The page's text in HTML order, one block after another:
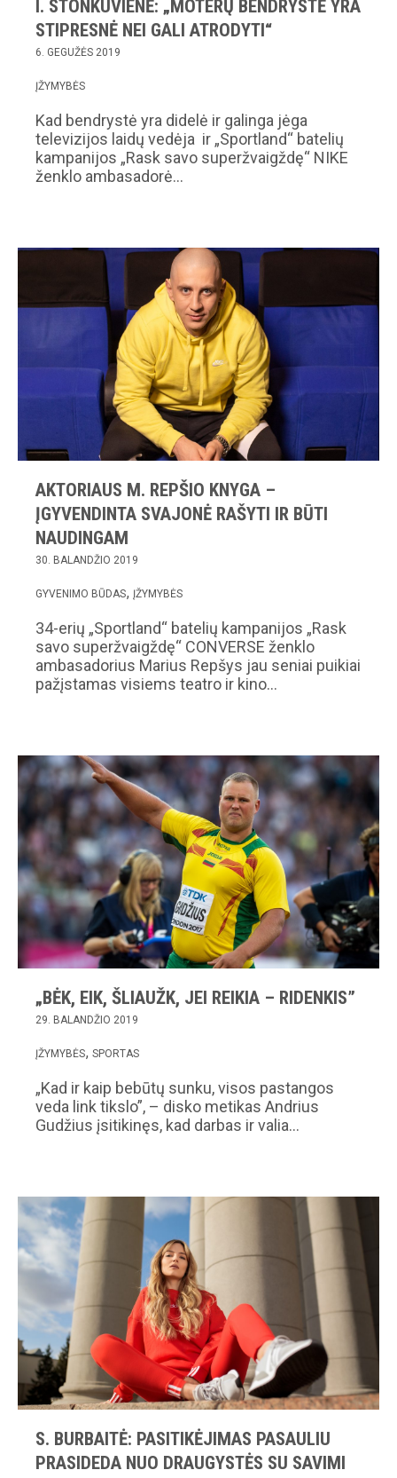
I. STONKUVIENĖ: „MOTERŲ BENDRYSTĖ YRA
STIPRESNĖ NEI GALI ATRODYTI“
6. GEGUŽĖS 2019
ĮŽYMYBĖS
Kad bendrystė yra didelė ir galinga jėga
televizijos laidų vedėja ir „Sportland“ batelių
kampanijos „Rask savo superžvaigždę“ NIKE
ženklo ambasadorė…
AKTORIAUS M. REPŠIO KNYGA –
ĮGYVENDINTA SVAJONĖ RAŠYTI IR BŪTI
NAUDINGAM
30. BALANDŽIO 2019
GYVENIMO BŪDAS ĮŽYMYBĖS
34-erių „Sportland“ batelių kampanijos „Rask
savo superžvaigždę“ CONVERSE ženklo
ambasadorius Marius Repšys jau seniai puikiai
pažįstamas visiems teatro ir kino…
„BĖK, EIK, ŠLIAUŽK, JEI REIKIA – RIDENKIS”
29. BALANDŽIO 2019
ĮŽYMYBĖS SPORTAS
„Kad ir kaip bebūtų sunku, visos pastangos
veda link tikslo”, – disko metikas Andrius
Gudžius įsitikinęs, kad darbas ir valia…
S. BURBAITĖ: PASITIKĖJIMAS PASAULIU
PRASIDEDA NUO DRAUGYSTĖS SU SAVIMI